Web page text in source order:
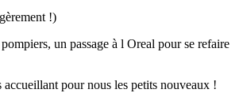
!)
un passage à l Oreal pour se refaire
accueillant pour nous les petits nouveaux !